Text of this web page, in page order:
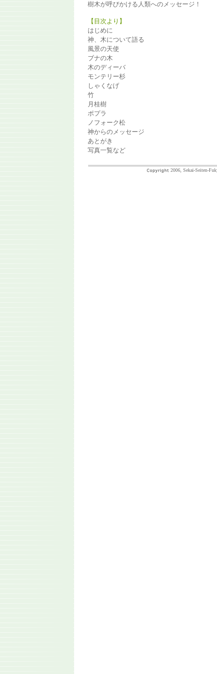
樹木が呼びかける人類へのメッセージ！
【目次より】
はじめに
神、木について語る
風景の天使
ブナの木
木のディーバ
モンテリー杉
しゃくなげ
竹
月桂樹
ポプラ
ノフォーク松
神からのメッセージ
あとがき
写真一覧など
2006, Sekai-Seiten-